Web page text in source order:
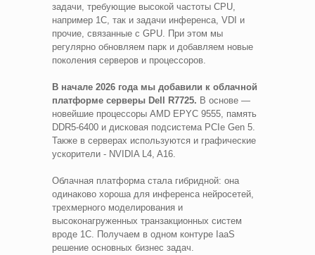
задачи, требующие высокой частоты CPU,
например 1С, так и задачи инференса, VDI и
прочие, связанные с GPU. При этом мы
регулярно обновляем парк и добавляем новые
поколения серверов и процессоров.
В начале 2026 года мы добавили к облачной
платформе серверы Dell R7725. В основе —
новейшие процессоры AMD EPYC 9555, память
DDR5-6400 и дисковая подсистема PCIe Gen 5.
Также в серверах используются и графические
ускорители - NVIDIA L4, A16.
Облачная платформа стала гибридной: она
одинаково хороша для инференса нейросетей,
трехмерного моделирования и
высоконагруженных транзакционных систем
вроде 1С. Получаем в одном контуре IaaS
решение основных бизнес задач.